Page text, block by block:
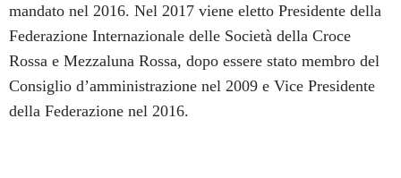
mandato nel 2016. Nel 2017 viene eletto Presidente della
Federazione Internazionale delle Società della Croce
Rossa e Mezzaluna Rossa, dopo essere stato membro del
Consiglio d’amministrazione nel 2009 e Vice Presidente
della Federazione nel 2016.